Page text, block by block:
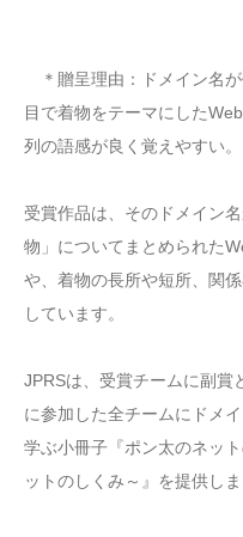
＊贈呈理由：ドメイン名
目で着物をテーマにした
列の語感が良く覚えやすい。
受賞作品は、そのドメイン
物」についてまとめられた
や、着物の長所や短所、関
しています。
JPRSは、受賞チームに副賞
に参加した全チームにドメ
学ぶ小冊子『ポン太のネッ
ットのしくみ～』を提供しま